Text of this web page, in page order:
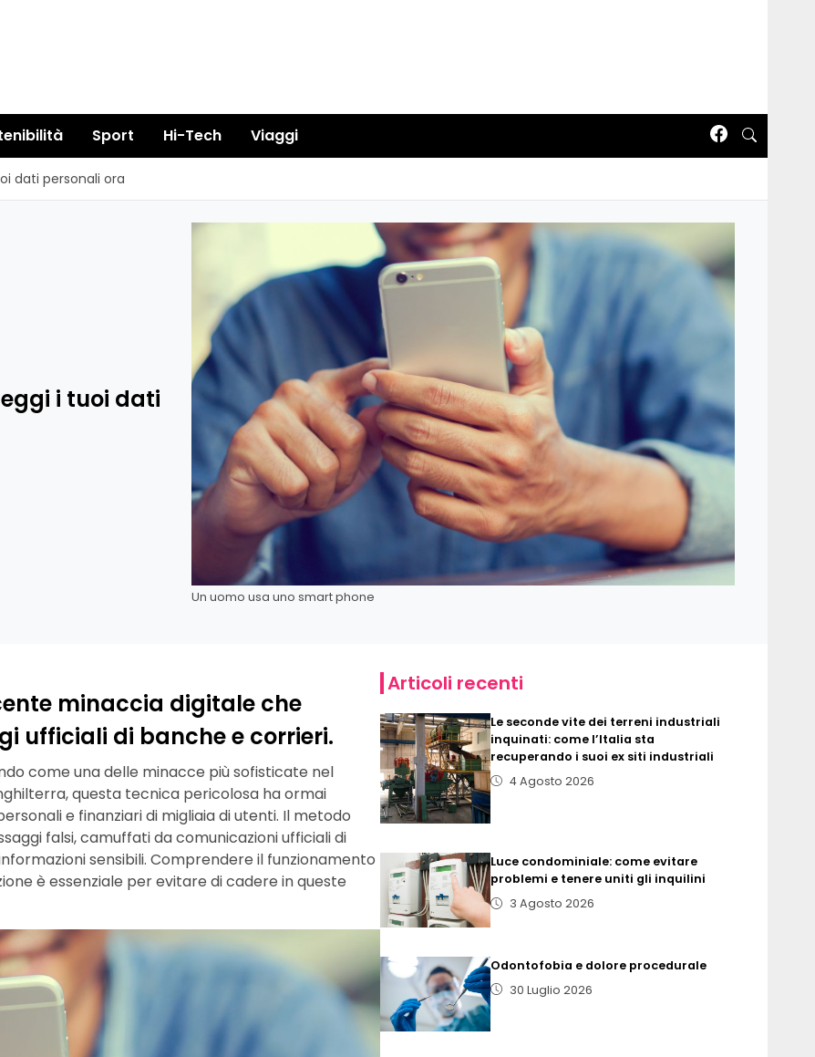
Sport Hi-Tech Viaggi
dati personali ora
i tuoi dati
Un uomo usa uno smart phone
minaccia digitale che
ufficiali di banche e corrieri.
come una delle minacce più sofisticate nel
questa tecnica pericolosa ha ormai
e finanziari di migliaia di utenti. Il metodo
falsi, camuffati da comunicazioni ufficiali di
sensibili. Comprendere il funzionamento
è essenziale per evitare di cadere in queste
Articoli recenti
Le seconde vite dei terreni industriali
inquinati: come l’Italia sta
recuperando i suoi ex siti industriali
4 Agosto 2026
Luce condominiale: come evitare
problemi e tenere uniti gli inquilini
3 Agosto 2026
Odontofobia e dolore procedurale
30 Luglio 2026